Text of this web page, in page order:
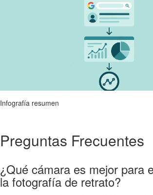
Infografía resumen
Preguntas Frecuentes
¿Qué cámara es mejor para
la fotografía de retrato?